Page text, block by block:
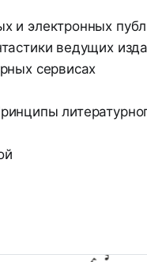
и электронных
ведущих
сервисах